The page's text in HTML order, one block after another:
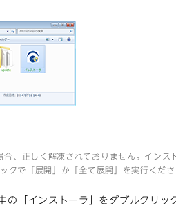
合、正しく解凍されておりません。インス
クで「展開」か「全て展開」を実行くださ
の「インストーラ」をダブルクリッ